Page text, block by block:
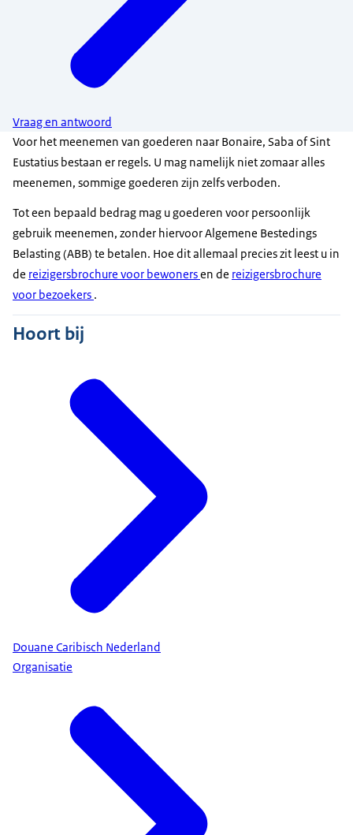
Vraag en antwoord
Voor het meenemen van goederen naar Bonaire, Saba of Sint
Eustatius bestaan er regels. U mag namelijk niet zomaar alles
meenemen, sommige goederen zijn zelfs verboden.
Tot een bepaald bedrag mag u goederen voor persoonlijk
gebruik meenemen, zonder hiervoor Algemene Bestedings
Belasting (ABB) te betalen. Hoe dit allemaal precies zit leest u in
de reizigersbrochure voor bewonersen de reizigersbrochure
voor bezoekers .
Hoort bij
Douane Caribisch Nederland
Organisatie